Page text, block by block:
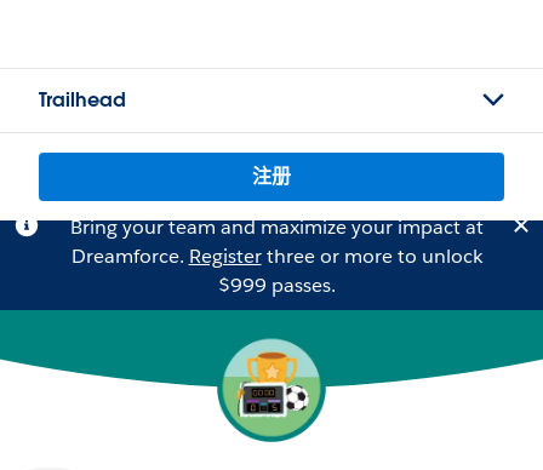
Trailhead
注册
Bring your team and maximize your impact at
Dreamforce. Registerthree or more to unlock
$999 passes.